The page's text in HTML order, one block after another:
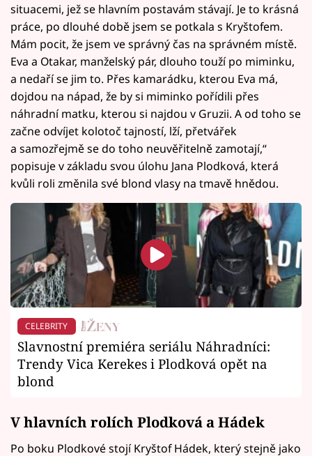
situacemi, jež se hlavním postavám stávají. Je to krásná
práce, po dlouhé době jsem se potkala s Kryštofem.
Mám pocit, že jsem ve správný čas na správném místě.
Eva a Otakar, manželský pár, dlouho touží po miminku,
a nedaří se jim to. Přes kamarádku, kterou Eva má,
dojdou na nápad, že by si miminko pořídili přes
náhradní matku, kterou si najdou v Gruzii. A od toho se
začne odvíjet kolotoč tajností, lží, přetvářek
a samozřejmě se do toho neuvěřitelně zamotají,“
popisuje v základu svou úlohu Jana Plodková, která
kvůli roli změnila své blond vlasy na tmavě hnědou.
CELEBRITY
Slavnostní premiéra seriálu Náhradníci:
Trendy Vica Kerekes i Plodková opět na
blond
V hlavních rolích Plodková a Hádek
Po boku Plodkové stojí Kryštof Hádek, který stejně jako